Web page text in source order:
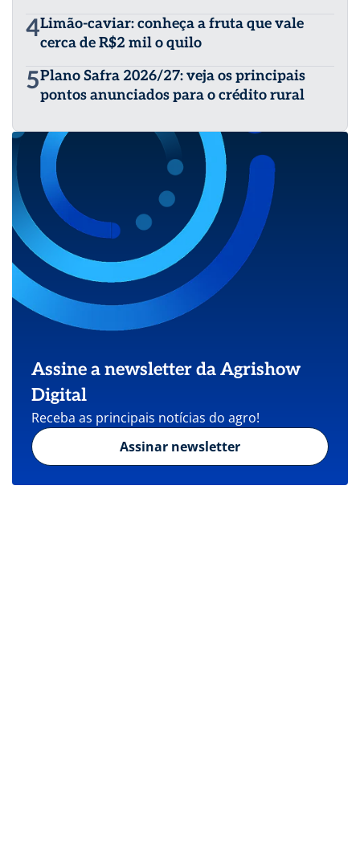
4Limão-caviar: conheça a fruta que vale
cerca de R$2 mil o quilo
5Plano Safra 2026/27: veja os principais
pontos anunciados para o crédito rural
Assine a newsletter da Agrishow
Digital
Receba as principais notícias do agro!
Assinar newsletter